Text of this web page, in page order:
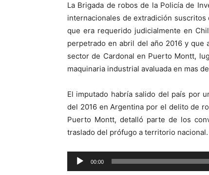
La Brigada de robos de la Policía de
internacionales de extradición
que era requerido judicialmente en
perpetrado en abril del año 2016 y que
sector de Cardonal en Puerto Montt,
maquinaria industrial avaluada en mas
El imputado habría salido del país por
del 2016 en Argentina por el delito de
Puerto Montt, detalló parte de los
traslado del prófugo a territorio nacional.
Reproductor
de
00:00